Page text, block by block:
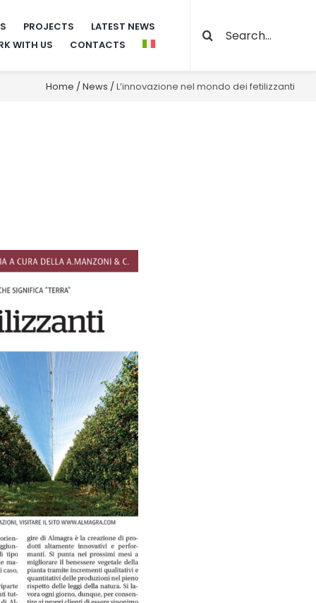
PROJECTS
LATEST NEWS
WITH US
CONTACTS
Search
Home /News /L’innovazione nel mondo dei fetilizzanti